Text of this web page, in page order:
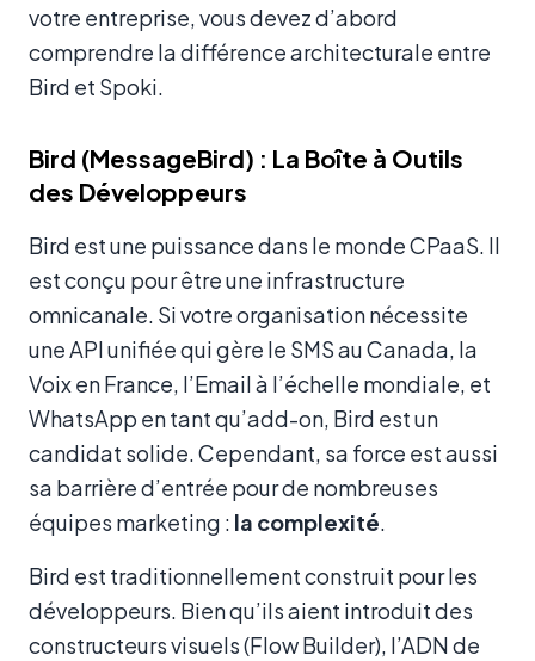
votre entreprise, vous devez d’abord
comprendre la différence architecturale entre
Bird et Spoki.
Bird (MessageBird) : La Boîte à Outils
des Développeurs
Bird est une puissance dans le monde CPaaS. Il
est conçu pour être une infrastructure
omnicanale. Si votre organisation nécessite
une API unifiée qui gère le SMS au Canada, la
Voix en France, l’Email à l’échelle mondiale, et
WhatsApp en tant qu’add-on, Bird est un
candidat solide. Cependant, sa force est aussi
sa barrière d’entrée pour de nombreuses
équipes marketing : la complexité.
Bird est traditionnellement construit pour les
développeurs. Bien qu’ils aient introduit des
constructeurs visuels (Flow Builder), l’ADN de